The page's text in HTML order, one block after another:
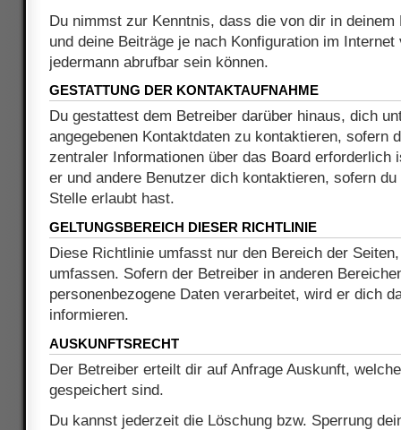
Du nimmst zur Kenntnis, dass die von dir in deinem
und deine Beiträge je nach Konfiguration im Internet
jedermann abrufbar sein können.
GESTATTUNG DER KONTAKTAUFNAHME
Du gestattest dem Betreiber darüber hinaus, dich
angegebenen Kontaktdaten zu kontaktieren, sofern
zentraler Informationen über das Board erforderlich
er und andere Benutzer dich kontaktieren, sofern
Stelle erlaubt hast.
GELTUNGSBEREICH DIESER RICHTLINIE
Diese Richtlinie umfasst nur den Bereich der
umfassen. Sofern der Betreiber in anderen
personenbezogene Daten verarbeitet, wird er dich
informieren.
AUSKUNFTSRECHT
Der Betreiber erteilt dir auf Anfrage Auskunft,
gespeichert sind.
Du kannst jederzeit die Löschung bzw. Sperrung